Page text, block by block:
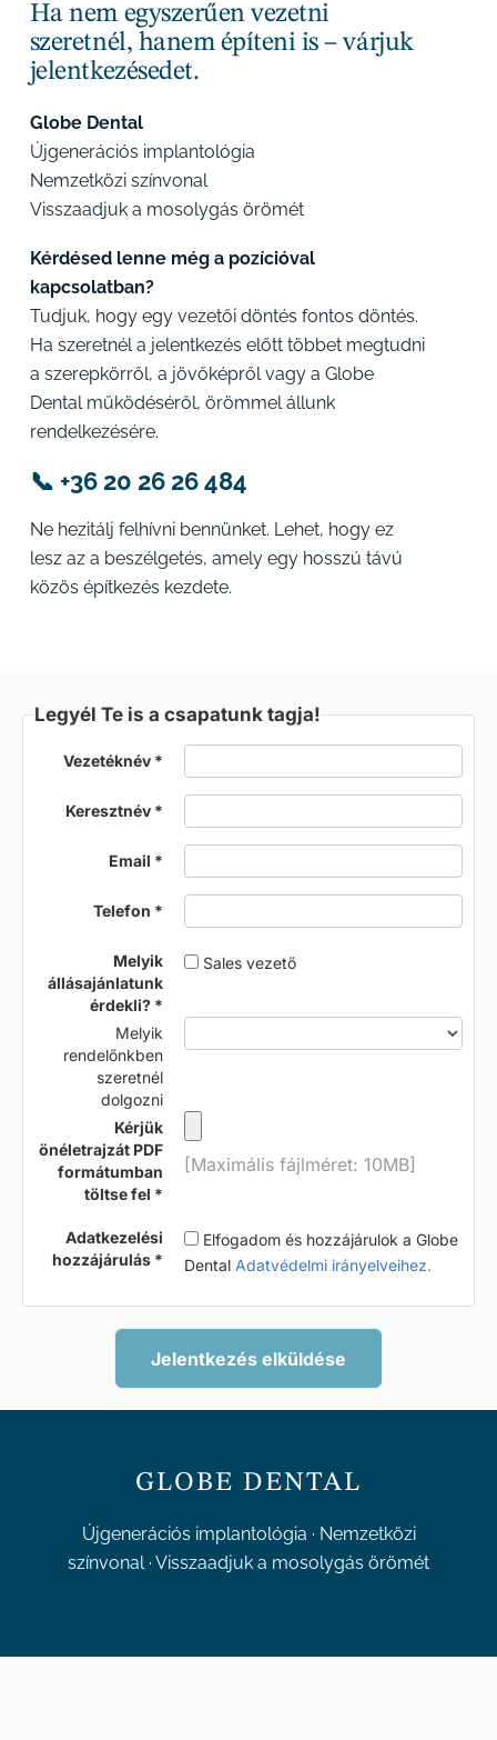
Ha nem egyszerűen vezetni
szeretnél, hanem építeni is – várjuk
jelentkezésedet.
Globe Dental
Újgenerációs implantológia
Nemzetközi színvonal
Visszaadjuk a mosolygás örömét
Kérdésed lenne még a pozícióval
kapcsolatban?
Tudjuk, hogy egy vezetői döntés fontos döntés.
Ha szeretnél a jelentkezés előtt többet megtudni
a szerepkörről, a jövőképről vagy a Globe
Dental működéséről, örömmel állunk
rendelkezésére.
📞 +36 20 26 26 484
Ne hezitálj felhívni bennünket. Lehet, hogy ez
lesz az a beszélgetés, amely egy hosszú távú
közös építkezés kezdete.
Legyél Te is a csapatunk tagja!
Vezetéknév
Keresztnév
Email
Telefon
Melyik
állásajánlatunk
érdekli?
Sales vezető
Melyik
rendelőnkben
szeretnél
dolgozni
Kérjük
önéletrajzát PDF
formátumban
töltse fel
[Maximális fájlméret: 10MB]
Adatkezelési
hozzájárulás
Elfogadom és hozzájárulok a Globe
Dental Adatvédelmi irányelveihez.
GLOBE DENTAL
Újgenerációs implantológia · Nemzetközi
színvonal · Visszaadjuk a mosolygás örömét